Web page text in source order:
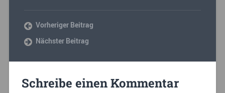
Vorheriger Beitrag
Nächster Beitrag
Schreibe einen Kommentar